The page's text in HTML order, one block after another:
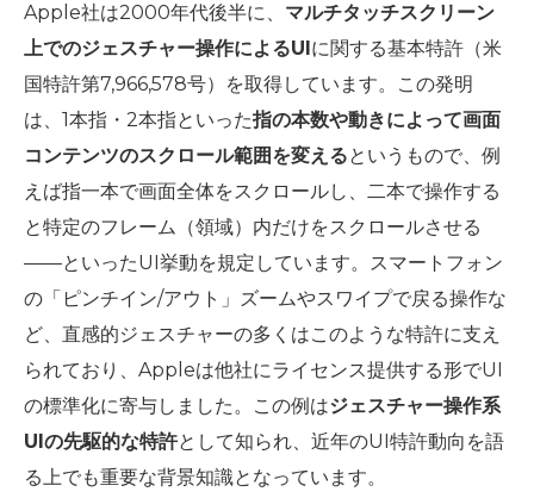
Apple社は2000年代後半に、 マルチタッチスクリーン
上でのジェスチャー操作によるUI に関する基本特許（米
国特許第7,966,578号）を取得しています。この発明
は、1本指・2本指といった指の本数や動きによって画面
コンテンツのスクロール範囲を変えるというもので、例
えば指一本で画面全体をスクロールし、二本で操作する
と特定のフレーム（領域）内だけをスクロールさせる
――といったUI挙動を規定しています。スマートフォン
の「ピンチイン/アウト」ズームやスワイプで戻る操作な
ど、直感的ジェスチャーの多くはこのような特許に支え
られており、Appleは他社にライセンス提供する形でUI
の標準化に寄与しました。この例はジェスチャー操作系
UIの先駆的な特許として知られ、近年のUI特許動向を語
る上でも重要な背景知識となっています。